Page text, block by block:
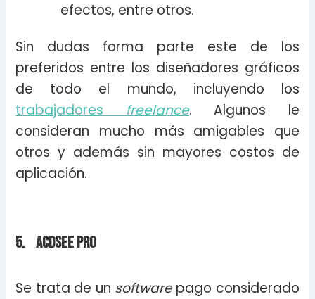
efectos, entre otros.
Sin dudas forma parte este de los
preferidos entre los diseñadores gráficos
de todo el mundo, incluyendo los
trabajadores freelance. Algunos le
consideran mucho más amigables que
otros y además sin mayores costos de
aplicación.
5. ACDSee Pro
Se trata de un softwarepago considerado